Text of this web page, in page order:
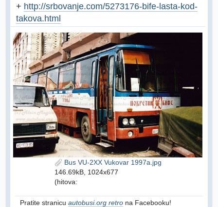
+ http://srbovanje.com/5273176-bife-lasta-kod-
takova.html
Bus VU-2XX Vukovar 1997a.jpg
146.69kB, 1024x677
(hitova:
Pratite stranicu autobusi.org retro na Facebooku!